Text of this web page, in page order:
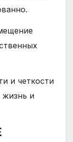
и четкости
жизнь и